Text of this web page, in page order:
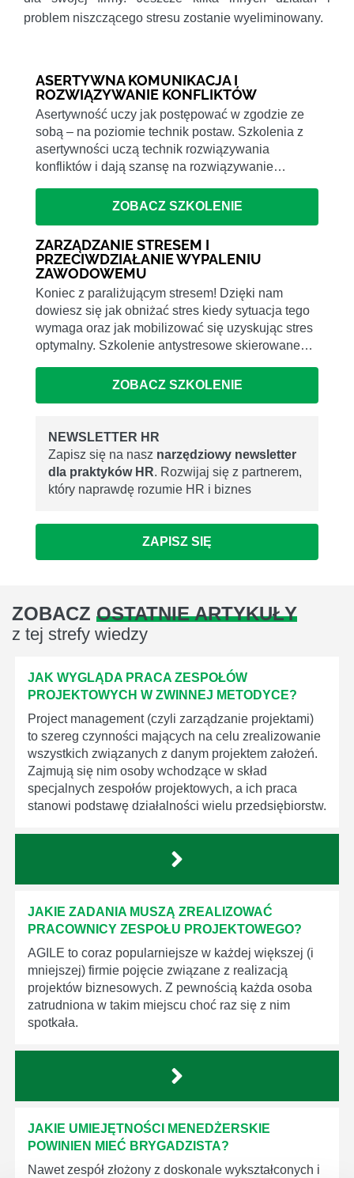
problem niszczącego stresu zostanie wyeliminowany.
ASERTYWNA KOMUNIKACJA I
ROZWIĄZYWANIE KONFLIKTÓW
Asertywność uczy jak postępować w zgodzie ze
sobą – na poziomie technik postaw. Szkolenia z
asertywności uczą technik rozwiązywania
konfliktów i dają szansę na rozwiązywanie…
ZOBACZ SZKOLENIE
ZARZĄDZANIE STRESEM I
PRZECIWDZIAŁANIE WYPALENIU
ZAWODOWEMU
Koniec z paraliżującym stresem! Dzięki nam
dowiesz się jak obniżać stres kiedy sytuacja tego
wymaga oraz jak mobilizować się uzyskując stres
optymalny. Szkolenie antystresowe skierowane…
ZOBACZ SZKOLENIE
NEWSLETTER HR
Zapisz się na nasz narzędziowy newsletter
dla praktyków HR. Rozwijaj się z partnerem,
który naprawdę rozumie HR i biznes
ZAPISZ SIĘ
ZOBACZ OSTATNIE ARTYKUŁY
z tej strefy wiedzy
JAK WYGLĄDA PRACA ZESPOŁÓW
PROJEKTOWYCH W ZWINNEJ METODYCE?
Project management (czyli zarządzanie projektami)
to szereg czynności mających na celu zrealizowanie
wszystkich związanych z danym projektem założeń.
Zajmują się nim osoby wchodzące w skład
specjalnych zespołów projektowych, a ich praca
stanowi podstawę działalności wielu przedsiębiorstw.
JAKIE ZADANIA MUSZĄ ZREALIZOWAĆ
PRACOWNICY ZESPOŁU PROJEKTOWEGO?
AGILE to coraz popularniejsze w każdej większej (i
mniejszej) firmie pojęcie związane z realizacją
projektów biznesowych. Z pewnością każda osoba
zatrudniona w takim miejscu choć raz się z nim
spotkała.
JAKIE UMIEJĘTNOŚCI MENEDŻERSKIE
POWINIEN MIEĆ BRYGADZISTA?
Nawet zespół złożony z doskonale wykształconych i